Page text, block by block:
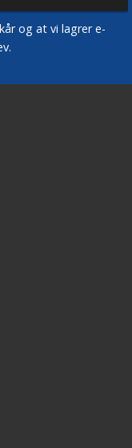
og at vi lagrer e-